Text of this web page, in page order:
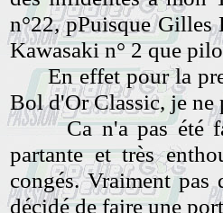
n°22, pPuisque Gilles
Kawasaki n° 2 que
En effet pour la
Bol d'Or Classic, je ne
Ca n'a pas été
partante et très
congés. Vraiment pas
décidé de faire une